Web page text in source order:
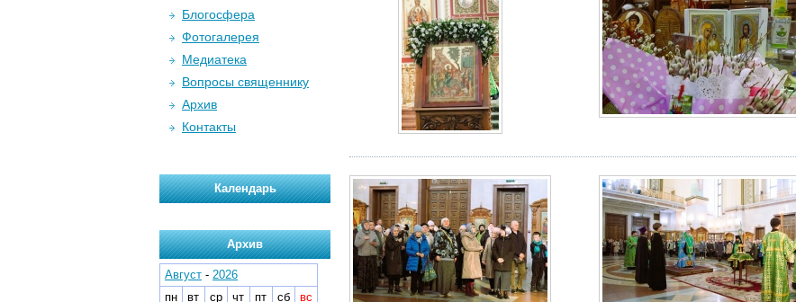
Блогосфера
Фотогалерея
Медиатека
Вопросы священнику
Архив
Контакты
Календарь
Архив
Август - 2026
пн
вт ср чт пт сб
вс